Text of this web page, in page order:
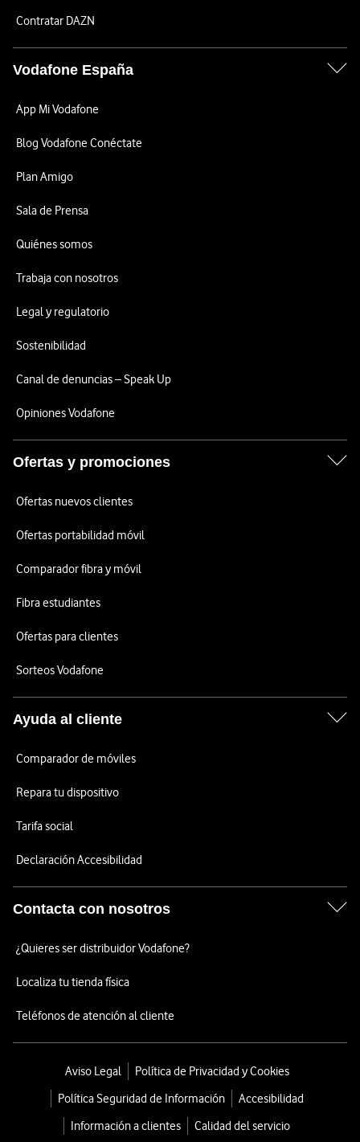
Contratar DAZN
Vodafone España
App Mi Vodafone
Blog Vodafone Conéctate
Plan Amigo
Sala de Prensa
Quiénes somos
Trabaja con nosotros
Legal y regulatorio
Sostenibilidad
Canal de denuncias – Speak Up
Opiniones Vodafone
Ofertas y promociones
Ofertas nuevos clientes
Ofertas portabilidad móvil
Comparador fibra y móvil
Fibra estudiantes
Ofertas para clientes
Sorteos Vodafone
Ayuda al cliente
Comparador de móviles
Repara tu dispositivo
Tarifa social
Declaración Accesibilidad
Contacta con nosotros
¿Quieres ser distribuidor Vodafone?
Localiza tu tienda física
Teléfonos de atención al cliente
Aviso Legal
Política de Privacidad y Cookies
Política Seguridad de Información
Accesibilidad
Información a clientes
Calidad del servicio